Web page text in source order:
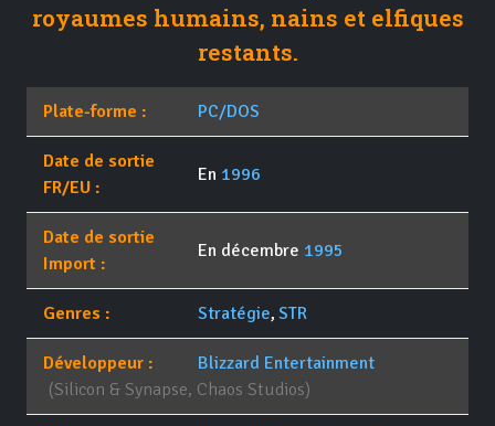
royaumes humains, nains et elfiques
restants.
Plate-forme : PC/DOS
Date de sortie
FR/EU :
En 1996
Date de sortie
Import :
En décembre 1995
Genres : Stratégie, STR
Développeur :
Blizzard Entertainment
(Silicon & Synapse, Chaos Studios)